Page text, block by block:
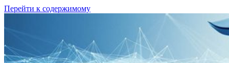
Перейти к содержимому